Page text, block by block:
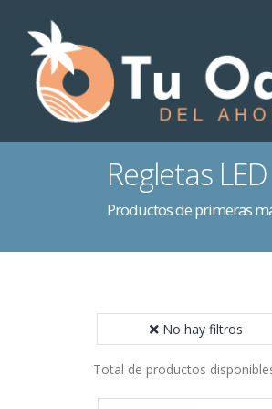
Regletas LED
Productos de primeras
No hay filtros
Total de productos